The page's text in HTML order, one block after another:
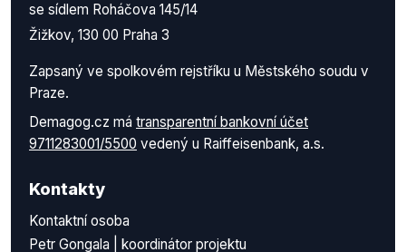
se sídlem Roháčova 145/14
Žižkov, 130 00 Praha 3
Zapsaný ve spolkovém rejstříku u Městského soudu v
Praze.
Demagog.cz má transparentní bankovní účet
9711283001/5500 vedený u Raiffeisenbank, a.s.
Kontakty
Kontaktní osoba
Petr Gongala | koordinátor projektu